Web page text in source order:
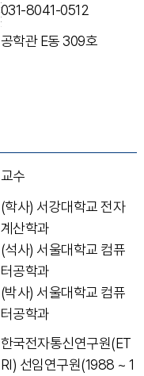
031-8041-0512
공학관 E동 309호
교수
(학사) 서강대학교 전자
계산학과
(석사) 서울대학교 컴퓨
터공학과
(박사) 서울대학교 컴퓨
터공학과
한국전자통신연구원(ET
RI) 선임연구원(1988 ~ 1